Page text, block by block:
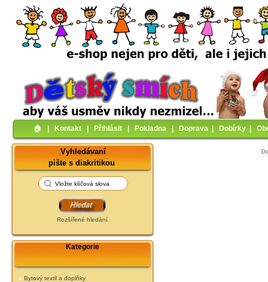
🏠︎ Kontakt Přihlásit Pokladna Doprava Dobírky
Vyhledávaní
pište s diakritikou
Rozšířené hledání
Kategorie
Bytový textil a doplňky